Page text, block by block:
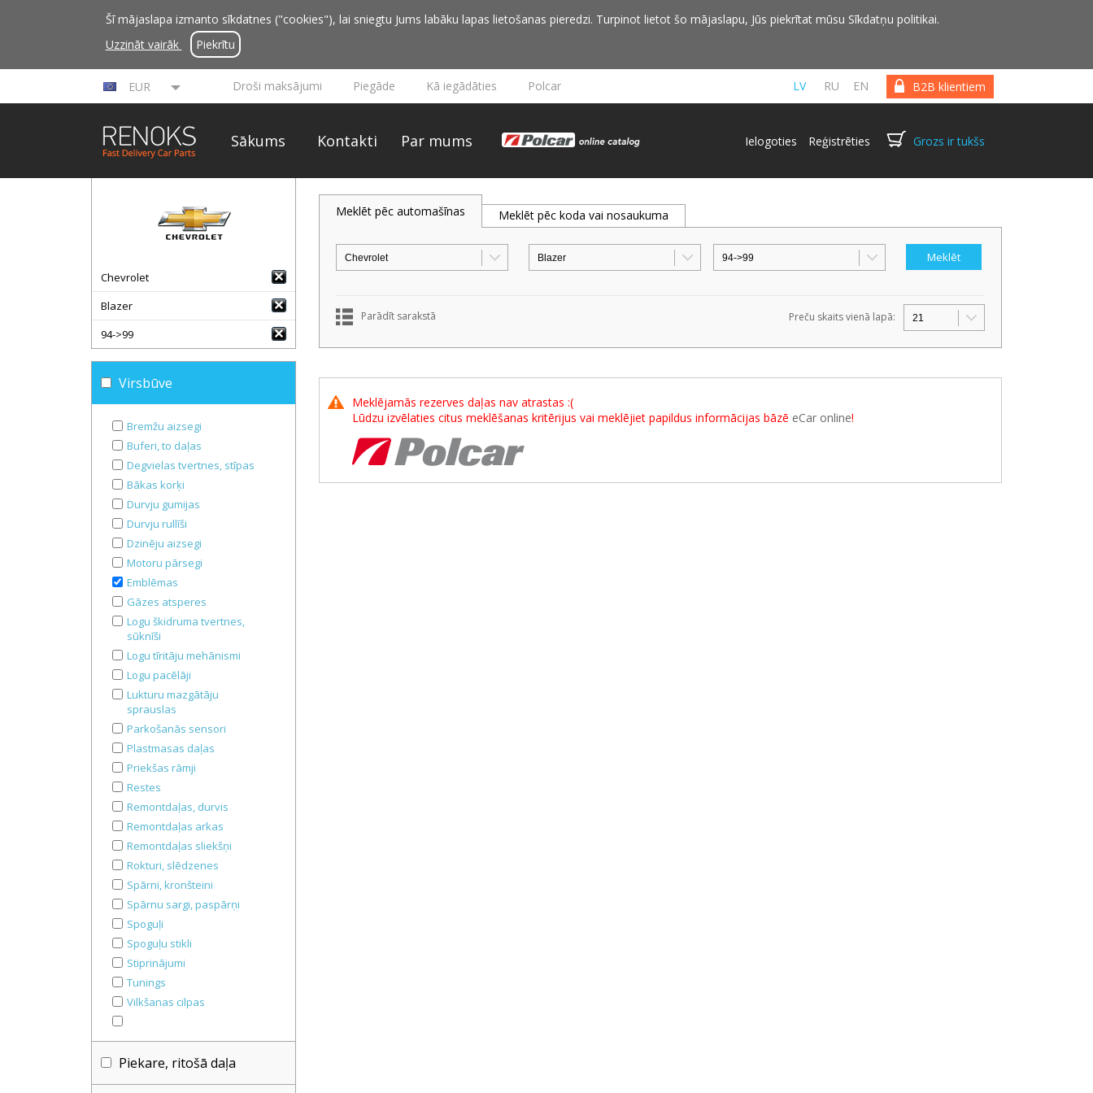
Šī mājaslapa izmanto sīkdatnes ("cookies"), lai sniegtu Jums labāku lapas lietošanas pieredzi. Turpinot lietot šo mājaslapu, Jūs piekrītat mūsu Sīkdatņu politikai.
Uzzināt vairāk
Piekrītu
EUR B2B klientiem
LV RU EN
Droši maksājumi Piegāde Kā iegādāties Polcar
Sākums Kontakti Par mums Ielogoties Reģistrēties Grozs ir tukšs
Chevrolet
Blazer
94->99
Virsbūve
Bremžu aizsegi
Buferi, to daļas
Degvielas tvertnes, stīpas
Bākas korķi
Durvju gumijas
Durvju rullīši
Dzinēju aizsegi
Motoru pārsegi
Emblēmas
Gāzes atsperes
Logu škidruma tvertnes,
sūknīši
Logu tīritāju mehānismi
Logu pacēlāji
Lukturu mazgātāju
sprauslas
Parkošanās sensori
Plastmasas daļas
Priekšas rāmji
Restes
Remontdaļas, durvis
Remontdaļas arkas
Remontdaļas sliekšņi
Rokturi, slēdzenes
Spārni, kronšteini
Spārnu sargi, paspārņi
Spoguļi
Spoguļu stikli
Stiprinājumi
Tunings
Vilkšanas cilpas
Piekare, ritošā daļa
Meklēt pēc automašīnas Meklēt pēc koda vai nosaukuma
Parādīt sarakstā Preču skaits vienā lapā:
Meklējamās rezerves daļas nav atrastas :(
Lūdzu izvēlaties citus meklēšanas kritērijus vai meklējiet papildus informācijas bāzē eCar online!